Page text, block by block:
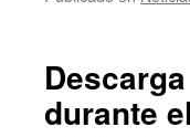
durante